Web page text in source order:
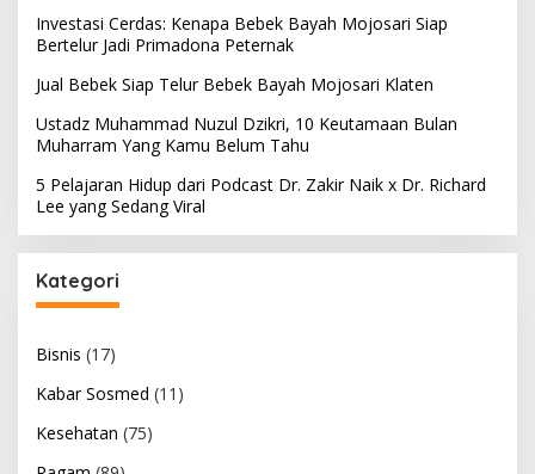
Investasi Cerdas: Kenapa Bebek Bayah Mojosari Siap
Bertelur Jadi Primadona Peternak
Jual Bebek Siap Telur Bebek Bayah Mojosari Klaten
Ustadz Muhammad Nuzul Dzikri, 10 Keutamaan Bulan
Muharram Yang Kamu Belum Tahu
5 Pelajaran Hidup dari Podcast Dr. Zakir Naik x Dr. Richard
Lee yang Sedang Viral
Kategori
Bisnis (17)
Kabar Sosmed (11)
Kesehatan (75)